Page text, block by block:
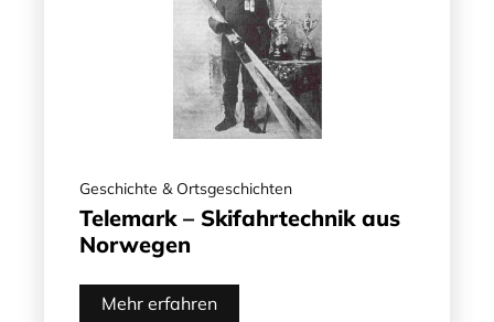
Geschichte & Ortsgeschichten
Telemark – Skifahrtechnik aus
Norwegen
Mehr erfahren